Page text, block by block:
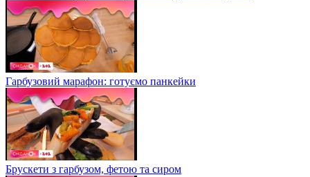
Гарбузовий марафон: готуємо панкейки
Брускети з гарбузом, фетою та сиром